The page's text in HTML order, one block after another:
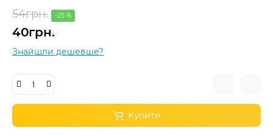
54грн. -25 %
40грн.
Знайшли дешевше?
Купити